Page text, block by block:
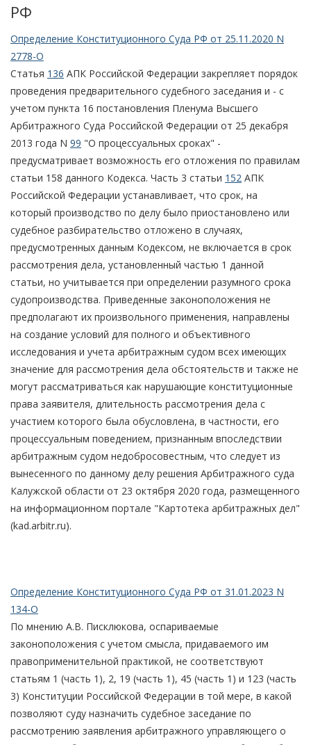
РФ
Определение Конституционного Суда РФ от 25.11.2020 N
2778-О
Статья 136 АПК Российской Федерации закрепляет порядок
проведения предварительного судебного заседания и - с
учетом пункта 16 постановления Пленума Высшего
Арбитражного Суда Российской Федерации от 25 декабря
2013 года N 99 "О процессуальных сроках" -
предусматривает возможность его отложения по правилам
статьи 158 данного Кодекса. Часть 3 статьи 152 АПК
Российской Федерации устанавливает, что срок, на
который производство по делу было приостановлено или
судебное разбирательство отложено в случаях,
предусмотренных данным Кодексом, не включается в срок
рассмотрения дела, установленный частью 1 данной
статьи, но учитывается при определении разумного срока
судопроизводства. Приведенные законоположения не
предполагают их произвольного применения, направлены
на создание условий для полного и объективного
исследования и учета арбитражным судом всех имеющих
значение для рассмотрения дела обстоятельств и также не
могут рассматриваться как нарушающие конституционные
права заявителя, длительность рассмотрения дела с
участием которого была обусловлена, в частности, его
процессуальным поведением, признанным впоследствии
арбитражным судом недобросовестным, что следует из
вынесенного по данному делу решения Арбитражного суда
Калужской области от 23 октября 2020 года, размещенного
на информационном портале "Картотека арбитражных дел"
(kad.arbitr.ru).
Определение Конституционного Суда РФ от 31.01.2023 N
134-О
По мнению А.В. Писклюкова, оспариваемые
законоположения с учетом смысла, придаваемого им
правоприменительной практикой, не соответствуют
статьям 1 (часть 1), 2, 19 (часть 1), 45 (часть 1) и 123 (часть
3) Конституции Российской Федерации в той мере, в какой
позволяют суду назначить судебное заседание по
рассмотрению заявления арбитражного управляющего о